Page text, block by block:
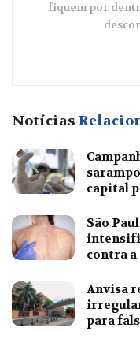
fiquem por
Notícias
capital
São
contra a
Anvisa
para